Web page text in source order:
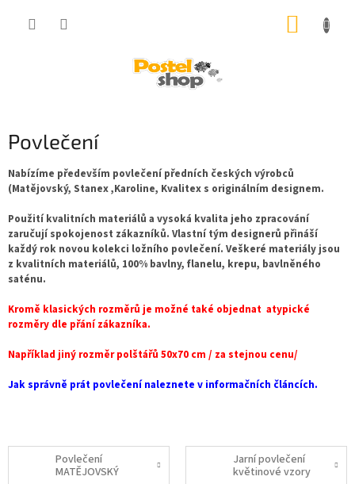
Povlečení
Nabízíme především povlečení předních českých výrobců
(Matějovský, Stanex ,Karoline, Kvalitex s originálním designem.
Použití kvalitních materiálů a vysoká kvalita jeho zpracování
zaručují spokojenost zákazníků. Vlastní tým designerů přináší
každý rok novou kolekci ložního povlečení. Veškeré materiály jsou
z kvalitních materiálů, 100% bavlny, flanelu, krepu, bavlněného
saténu.
Kromě klasických rozměrů je možné také objednat atypické
rozměry dle přání zákazníka.
Například jiný rozměr polštářů 50x70 cm / za stejnou cenu/
Jak správně prát povlečení naleznete v informačních článcích.
Povlečení
MATĚJOVSKÝ
Jarní povlečení
květinové vzory